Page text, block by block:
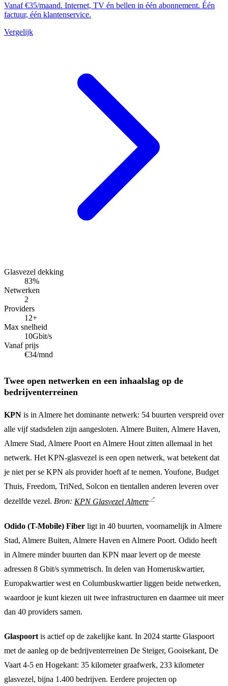
Vanaf €35/maand. Internet, TV én bellen in één abonnement. Één
factuur, één klantenservice.
Vergelijk
Glasvezel dekking
83%
Netwerken
2
Providers
12+
Max snelheid
10Gbit/s
Vanaf prijs
€34/mnd
Twee open netwerken en een inhaalslag op de
bedrijventerreinen
KPN is in Almere het dominante netwerk: 54 buurten verspreid over
alle vijf stadsdelen zijn aangesloten. Almere Buiten, Almere Haven,
Almere Stad, Almere Poort en Almere Hout zitten allemaal in het
netwerk. Het KPN-glasvezel is een open netwerk, wat betekent dat
je niet per se KPN als provider hoeft af te nemen. Youfone, Budget
Thuis, Freedom, TriNed, Solcon en tientallen anderen leveren over
dezelfde vezel. Bron: KPN Glasvezel Almere
Odido (T-Mobile) Fiber ligt in 40 buurten, voornamelijk in Almere
Stad, Almere Buiten, Almere Haven en Almere Poort. Odido heeft
in Almere minder buurten dan KPN maar levert op de meeste
adressen 8 Gbit/s symmetrisch. In delen van Homeruskwartier,
Europakwartier west en Columbuskwartier liggen beide netwerken,
waardoor je kunt kiezen uit twee infrastructuren en daarmee uit meer
dan 40 providers samen.
Glaspoort is actief op de zakelijke kant. In 2024 startte Glaspoort
met de aanleg op de bedrijventerreinen De Steiger, Gooisekant, De
Vaart 4-5 en Hogekant: 35 kilometer graafwerk, 233 kilometer
glasvezel, bijna 1.400 bedrijven. Eerdere projecten op